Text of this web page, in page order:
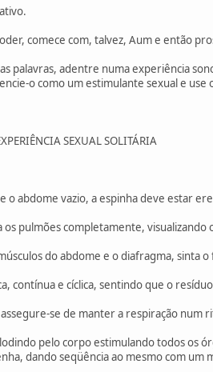
comece com, talvez, Aum e então
palavras, adentre numa experiência
o como um estimulante sexual e
SEXUAL SOLITÁRIA
o abdome vazio, a espinha deve estar
pulmões completamente, visualizando
do abdome e o diafragma,
contínua e cíclica, sentindo que o
se de manter a respiração num
pelo corpo estimulando todos os
dando seqüência ao mesmo com um